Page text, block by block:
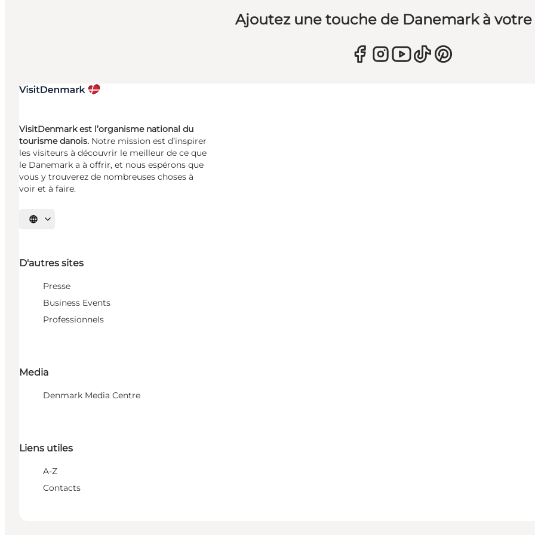
Ajoutez une touche de Danemark à
VisitDenmark est l’organisme national du
tourisme danois. Notre mission est d’inspirer
les visiteurs à découvrir le meilleur de ce que
le Danemark a à offrir, et nous espérons que
vous y trouverez de nombreuses choses à
voir et à faire.
Choisissez la langue
D'autres sites
Presse
Business Events
Professionnels
Media
Denmark Media Centre
Liens utiles
A-Z
Contacts